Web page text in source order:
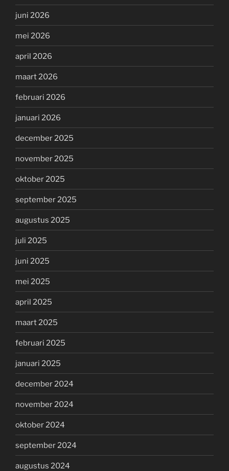
juni 2026
mei 2026
april 2026
maart 2026
februari 2026
januari 2026
december 2025
november 2025
oktober 2025
september 2025
augustus 2025
juli 2025
juni 2025
mei 2025
april 2025
maart 2025
februari 2025
januari 2025
december 2024
november 2024
oktober 2024
september 2024
augustus 2024